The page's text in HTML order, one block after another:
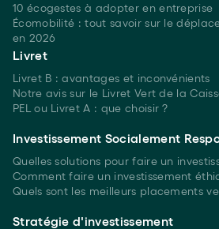
10 écogestes à adopter en entreprise
Écomobilité : tout savoir sur le
en 2026
Livret
Livret B : avantages et inconvénients
Notre avis sur le Livret Vert de la
PEL ou Livret A : que choisir ?
Investissement Socialement
Quelles solutions pour faire un
Comment faire un investissement
Quels sont les meilleurs placements
Stratégie d'investissement